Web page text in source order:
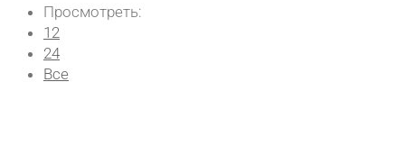
Просмотреть:
12
24
Все